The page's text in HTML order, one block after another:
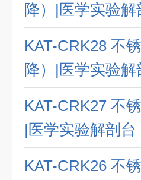
降）|医学实验解
KAT-CRK28 不
降）|医学实验解
KAT-CRK27 不
|医学实验解剖台
KAT-CRK26 不